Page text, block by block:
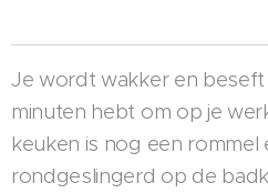
Je wordt wakker en beseft
minuten hebt om op je
keuken is nog een rommel
rondgeslingerd op de